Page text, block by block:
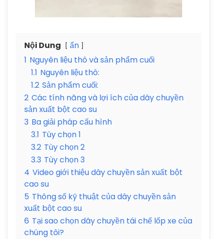
Nội Dung
ẩn
1 Nguyên liệu thô và sản phẩm cuối
1.1 Nguyên liệu thô:
1.2 Sản phẩm cuối:
2 Các tính năng và lợi ích của dây chuyền
sản xuất bột cao su
3 Ba giải pháp cấu hình
3.1 Tùy chọn 1
3.2 Tùy chọn 2
3.3 Tùy chọn 3
4 Video giới thiệu dây chuyền sản xuất bột
cao su
5 Thông số kỹ thuật của dây chuyền sản
xuất bột cao su
6 Tại sao chọn dây chuyền tái chế lốp xe của
chúng tôi?